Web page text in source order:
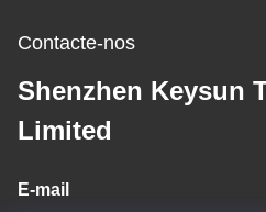
Contacte-nos
Shenzhen Keysun
Limited
E-mail